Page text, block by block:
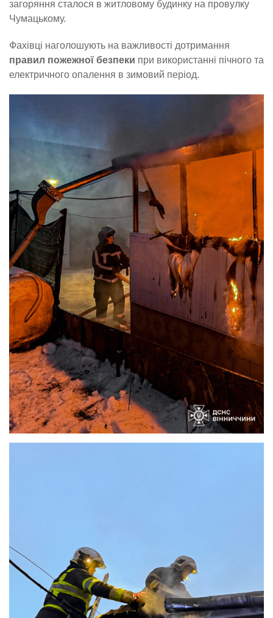
загоряння сталося в житловому будинку на провулку
Чумацькому.
Фахівці наголошують на важливості дотримання
правил пожежної безпеки при використанні пічного та
електричного опалення в зимовий період.